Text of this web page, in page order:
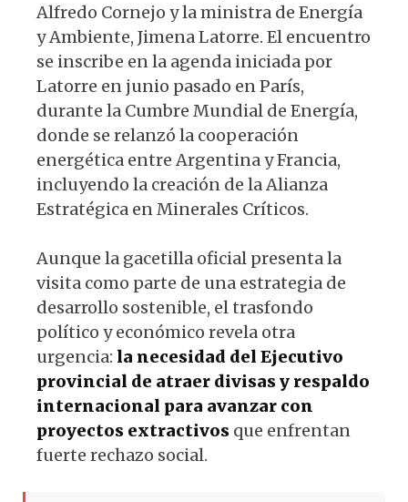
Alfredo Cornejo y la ministra de Energía
y Ambiente, Jimena Latorre. El encuentro
se inscribe en la agenda iniciada por
Latorre en junio pasado en París,
durante la Cumbre Mundial de Energía,
donde se relanzó la cooperación
energética entre Argentina y Francia,
incluyendo la creación de la Alianza
Estratégica en Minerales Críticos.
Aunque la gacetilla oficial presenta la
visita como parte de una estrategia de
desarrollo sostenible, el trasfondo
político y económico revela otra
urgencia: la necesidad del Ejecutivo
provincial de atraer divisas y respaldo
internacional para avanzar con
proyectos extractivos que enfrentan
fuerte rechazo social.